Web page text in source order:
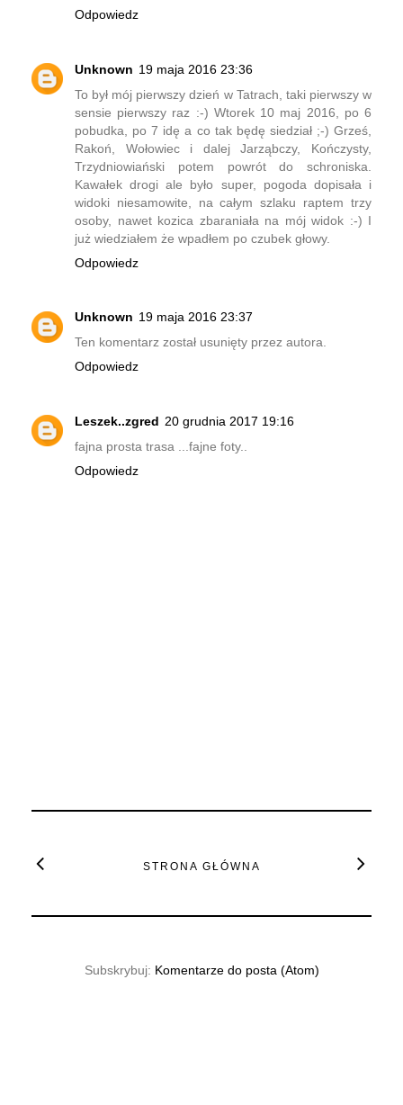
Odpowiedz
Unknown 19 maja 2016 23:36
To był mój pierwszy dzień w Tatrach, taki pierwszy w
sensie pierwszy raz :-) Wtorek 10 maj 2016, po 6
pobudka, po 7 idę a co tak będę siedział ;-) Grześ,
Rakoń, Wołowiec i dalej Jarząbczy, Kończysty,
Trzydniowiański potem powrót do schroniska.
Kawałek drogi ale było super, pogoda dopisała i
widoki niesamowite, na całym szlaku raptem trzy
osoby, nawet kozica zbaraniała na mój widok :-) I
już wiedziałem że wpadłem po czubek głowy.
Odpowiedz
Unknown 19 maja 2016 23:37
Ten komentarz został usunięty przez autora.
Odpowiedz
Leszek..zgred 20 grudnia 2017 19:16
fajna prosta trasa ...fajne foty..
Odpowiedz
STRONA GŁÓWNA
Subskrybuj: Komentarze do posta (Atom)